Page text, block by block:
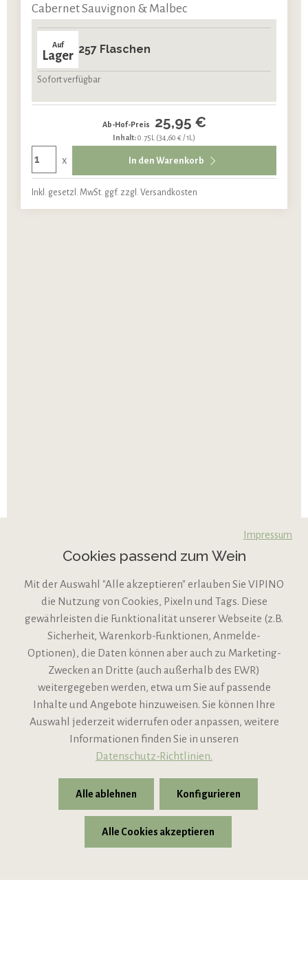
Cabernet Sauvignon & Malbec
Auf
Lager 257 Flaschen
Sofort verfügbar
Ab-Hof-Preis 25,95 €
Inhalt:0.75L (34,60 € / 1L)
x In den Warenkorb
Inkl. gesetzl. MwSt. ggf. zzgl. Versandkosten
VIPINO Service
Informationen
Support
* Alle Preise inkl. gesetzl. Mehrwertsteuer zzgl.Versandkosten
Impressum
Cookies passend zum Wein
Mit der Auswahl "Alle akzeptieren" erlauben Sie VIPINO
die Nutzung von Cookies, Pixeln und Tags. Diese
gewährleisten die Funktionalität unserer Webseite (z.B.
Sicherheit, Warenkorb-Funktionen, Anmelde-
Optionen), die Daten können aber auch zu Marketing-
Zwecken an Dritte (auch außerhalb des EWR)
weitergegeben werden, etwa um Sie auf passende
Inhalte und Angebote hinzuweisen. Sie können Ihre
Auswahl jederzeit widerrufen oder anpassen, weitere
Informationen finden Sie in unseren
Datenschutz-Richtlinien.
Alle ablehnen Konfigurieren
Alle Cookies akzeptieren